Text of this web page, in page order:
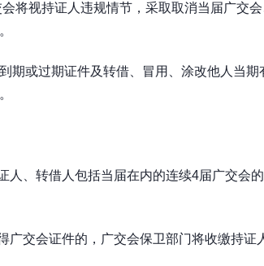
将视持证人违规情节，采取取消当届广交会
期或过期证件及转借、冒用、涂改他人当期
人、转借人包括当届在内的连续4届广交会
交会证件的，广交会保卫部门将收缴持证